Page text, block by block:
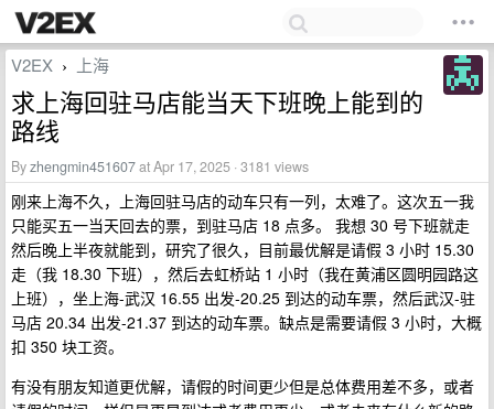
V2EX › 上海
求上海回驻马店能当天下班晚上能到的
路线
Byzhengmin451607at Apr 17, 2025 · 3181 views
刚来上海不久，上海回驻马店的动车只有一列，太难了。这次五一我
只能买五一当天回去的票，到驻马店 18 点多。 我想 30 号下班就走
然后晚上半夜就能到，研究了很久，目前最优解是请假 3 小时 15.30
走（我 18.30 下班），然后去虹桥站 1 小时（我在黄浦区圆明园路这
上班），坐上海-武汉 16.55 出发-20.25 到达的动车票，然后武汉-驻
马店 20.34 出发-21.37 到达的动车票。缺点是需要请假 3 小时，大概
扣 350 块工资。
有没有朋友知道更优解，请假的时间更少但是总体费用差不多，或者